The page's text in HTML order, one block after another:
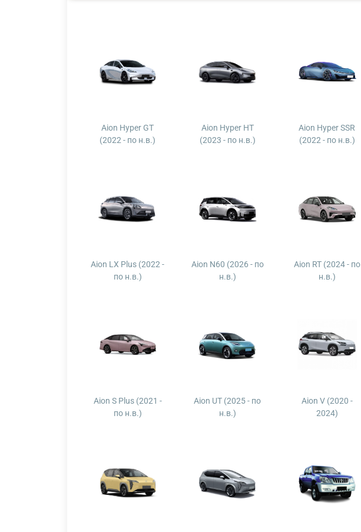
Aion Hyper GT
(2022 - по н.в.)
Aion Hyper HT
(2023 - по н.в.)
Aion Hyper SSR
(2022 - по н.в.)
Aion LX Plus (2022 -
по н.в.)
Aion N60 (2026 - по
н.в.)
Aion RT (2024 - по
н.в.)
Aion S Plus (2021 -
по н.в.)
Aion UT (2025 - по
н.в.)
Aion V (2020 -
2024)